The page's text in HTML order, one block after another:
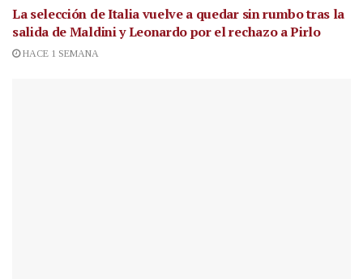
La selección de Italia vuelve a quedar sin rumbo tras la
salida de Maldini y Leonardo por el rechazo a Pirlo
HACE 1 SEMANA